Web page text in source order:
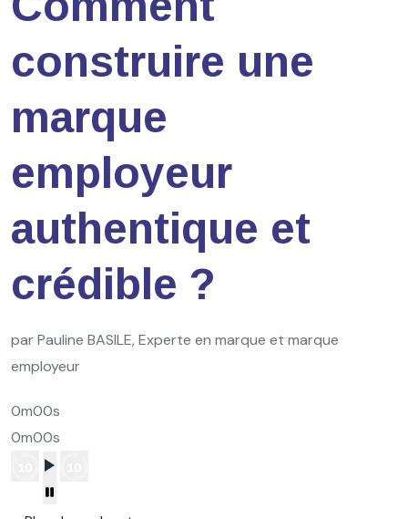
construire une
marque
employeur
authentique et
crédible ?
par Pauline BASILE, Experte en marque et marque
employeur
0m00s
0m00s